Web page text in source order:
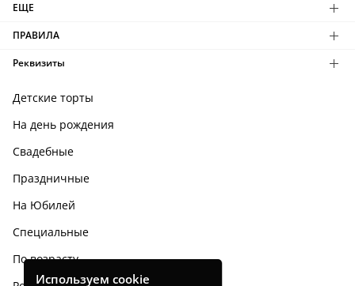
ЕЩЕ
ПРАВИЛА
Реквизиты
Детские торты
На день рождения
Свадебные
Праздничные
На Юбилей
Специальные
По возрасту
Используем cookie